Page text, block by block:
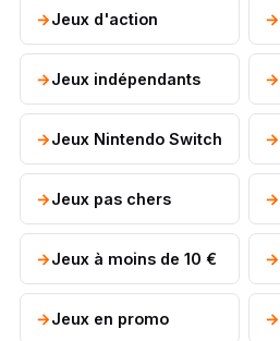
Jeux d'action
Jeux indépendants
Jeux Nintendo Switch
Jeux pas chers
Jeux à moins de 10 €
Jeux en promo